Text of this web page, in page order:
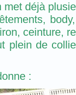
met déjà
ceinture,
plein de
: